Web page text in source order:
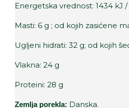
Energetska vrednost: 1434 kJ
Masti: 6 g ; od kojih zasićene
Ugljeni hidrati: 32 g; od kojih
Vlakna: 24 g
Proteini: 28 g
Zemlja porekla: Danska.